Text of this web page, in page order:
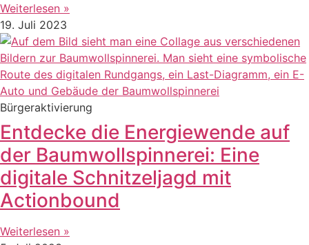
Weiterlesen »
19. Juli 2023
Bürgeraktivierung
Entdecke die Energiewende auf
der Baumwollspinnerei: Eine
digitale Schnitzeljagd mit
Actionbound
Weiterlesen »